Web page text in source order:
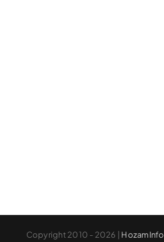
Copyright 2010 - 2026 | HozamInfo